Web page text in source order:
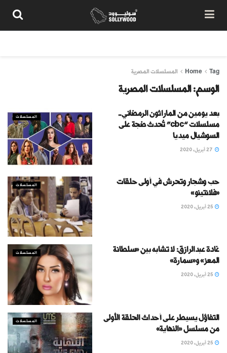
Home Tag المسلسلات المصرية
الوسم:المسلسلات المصرية
المسلسلات
بعد يومين من الماراثون الرمضاني..
مسلسلات “cbc” تُحدث ضجة على
السوشيال ميديا
المسلسلات
حب وشجار وتحرش في أولى حلقات
«فلانتينو»
المسلسلات
غادة عبدالرازق: لا تشابه بين «سلطانة
المعز» و«سمارة»
المسلسلات
التفاؤل يسيطر على أحداث الحلقة الأولى
من مسلسل «النهاية»